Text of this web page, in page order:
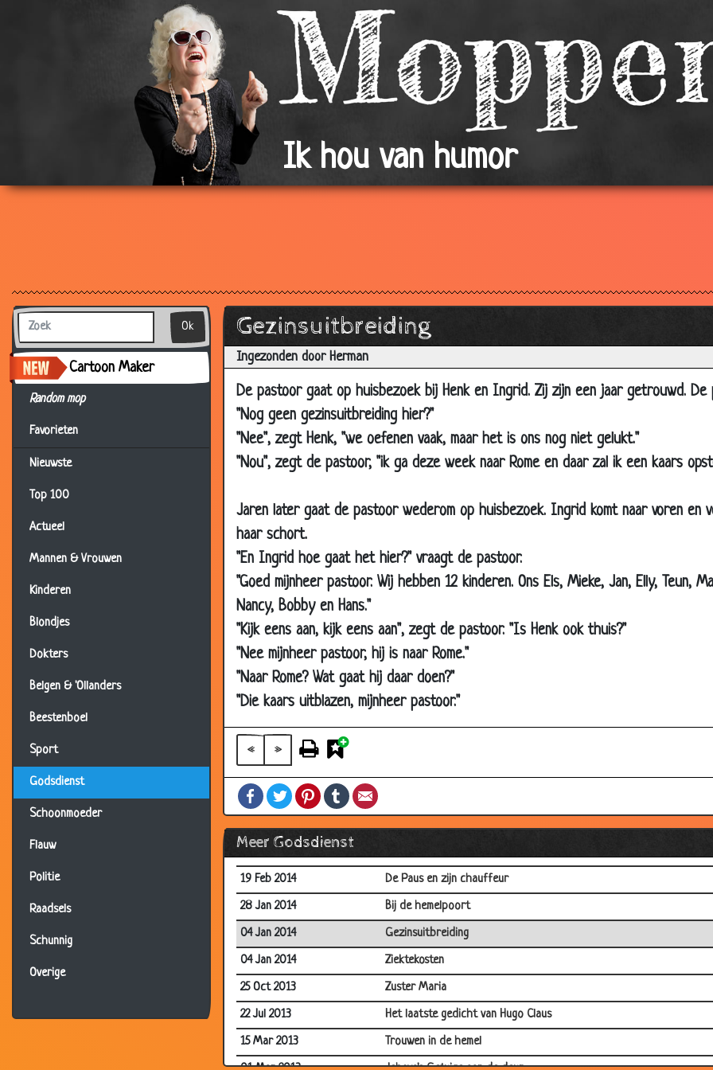
Ik hou van humor
Ok
Cartoon Maker
Random mop
Favorieten
Nieuwste
Top 100
Actueel
Mannen & Vrouwen
Kinderen
Blondjes
Dokters
Belgen & 'Ollanders
Beestenboel
Sport
Godsdienst
Schoonmoeder
Flauw
Politie
Raadsels
Schunnig
Overige
Gezinsuitbreiding
Ingezonden door Herman
De pastoor gaat op huisbezoek bij Henk en Ingrid. Zij zijn een jaar getrouwd. De
"Nog geen gezinsuitbreiding hier?"
"Nee", zegt Henk, "we oefenen vaak, maar het is ons nog niet gelukt."
"Nou", zegt de pastoor, "ik ga deze week naar Rome en daar zal ik een kaars
Jaren later gaat de pastoor wederom op huisbezoek. Ingrid komt naar voren en
haar schort.
"En Ingrid hoe gaat het hier?" vraagt de pastoor.
"Goed mijnheer pastoor. Wij hebben 12 kinderen. Ons Els, Mieke, Jan, Elly, Teun,
Nancy, Bobby en Hans."
"Kijk eens aan, kijk eens aan", zegt de pastoor. "Is Henk ook thuis?"
"Nee mijnheer pastoor, hij is naar Rome."
"Naar Rome? Wat gaat hij daar doen?"
"Die kaars uitblazen, mijnheer pastoor."
« »
FacebookTwitterPinterestTumblr
Meer Godsdienst
21 Oct 2019 De weg kwijt
10 Oct 2019
Heilig water
28 Sep 2019
Beter
12 Jul 2019
Overal
15 Mar 2019
Non
01 Jan 2019
André van Duin - Pater op politiebureau
13 Nov 2018
11 May 2018
Collecte
16 Mar 2018
Atheïst
26 Nov 2017
13 Dec 2016
De Hemel
09 Jul 2016
Speech
12 Nov 2014
19 Aug 2014
19 Aug 2014
Jezus
19 Feb 2014
De Paus en zijn chauffeur
28 Jan 2014
Bij de hemelpoort
04 Jan 2014
Gezinsuitbreiding
04 Jan 2014
Ziektekosten
25 Oct 2013
Zuster Maria
22 Jul 2013
Het laatste gedicht van Hugo Claus
15 Mar 2013
Trouwen in de hemel